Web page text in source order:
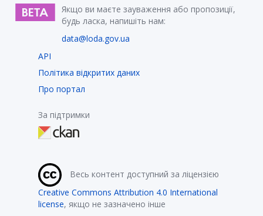
Якщо ви маєте зауваження або пропозиції,
будь ласка, напишіть нам:
data@loda.gov.ua
API
Політика відкритих даних
Про портал
За підтримки
Весь контент доступний за ліцензією
Creative Commons Attribution 4.0 International
license, якщо не зазначено інше